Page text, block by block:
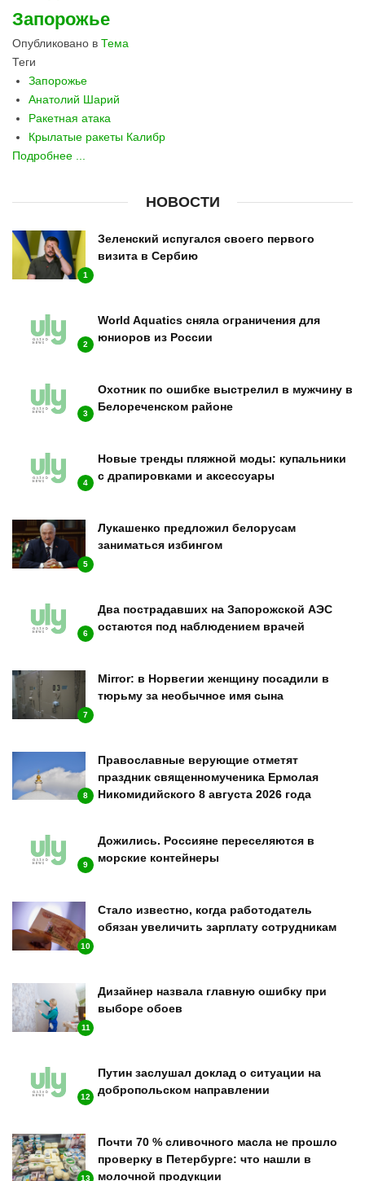
Запорожье
Опубликовано в Тема
Теги
Запорожье
Анатолий Шарий
Ракетная атака
Крылатые ракеты Калибр
Подробнее ...
НОВОСТИ
1
Зеленский испугался своего первого
визита в Сербию
2
World Aquatics сняла ограничения для
юниоров из России
3
Охотник по ошибке выстрелил в мужчину в
Белореченском районе
4
Новые тренды пляжной моды: купальники
с драпировками и аксессуары
5
Лукашенко предложил белорусам
заниматься избингом
6
Два пострадавших на Запорожской АЭС
остаются под наблюдением врачей
7
Mirror: в Норвегии женщину посадили в
тюрьму за необычное имя сына
8
Православные верующие отметят
праздник священномученика Ермолая
Никомидийского 8 августа 2026 года
9
Дожились. Россияне переселяются в
морские контейнеры
10
Стало известно, когда работодатель
обязан увеличить зарплату сотрудникам
11
Дизайнер назвала главную ошибку при
выборе обоев
12
Путин заслушал доклад о ситуации на
добропольском направлении
13
Почти 70 % сливочного масла не прошло
проверку в Петербурге: что нашли в
молочной продукции